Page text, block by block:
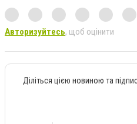
Авторизуйтесь, щоб оцінити
Діліться цією новиною та